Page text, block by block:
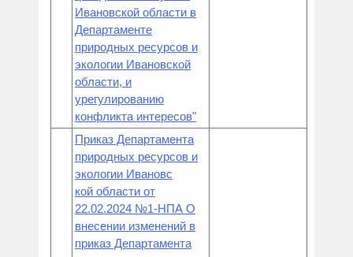
Ивановской области в
Департаменте
природных ресурсов и
экологии Ивановской
области, и
урегулированию
конфликта интересов"
Приказ Департамента
природных ресурсов и
экологии Ивановс
кой области от
22.02.2024 №1-НПА О
внесении изменений в
приказ Департамента